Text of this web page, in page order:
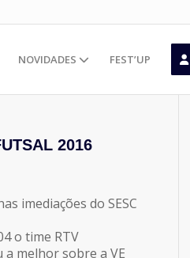
NOVIDADES FEST’UP
2016
imediações do SESC
o time RTV
a melhor sobre a VE